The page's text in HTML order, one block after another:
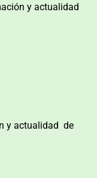
y actualidad
y actualidad de